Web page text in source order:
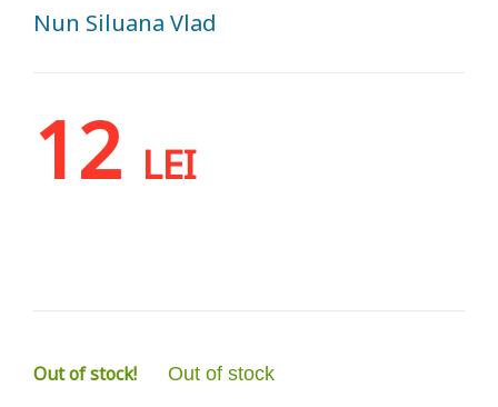
Nun Siluana Vlad
12 LEI
Out of stock! Out of stock